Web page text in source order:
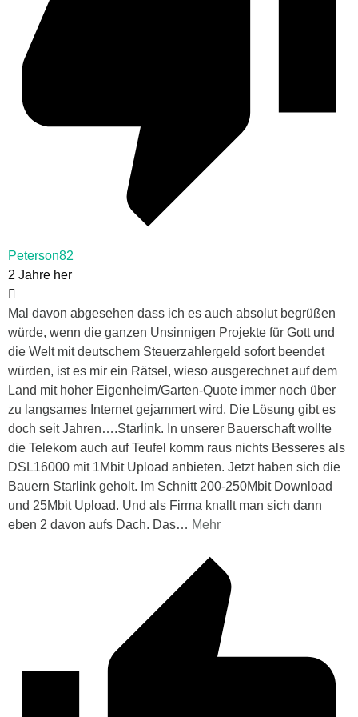
Peterson82
2 Jahre her
Mal davon abgesehen dass ich es auch absolut begrüßen
würde, wenn die ganzen Unsinnigen Projekte für Gott und
die Welt mit deutschem Steuerzahlergeld sofort beendet
würden, ist es mir ein Rätsel, wieso ausgerechnet auf dem
Land mit hoher Eigenheim/Garten-Quote immer noch über
zu langsames Internet gejammert wird. Die Lösung gibt es
doch seit Jahren….Starlink. In unserer Bauerschaft wollte
die Telekom auch auf Teufel komm raus nichts Besseres als
DSL16000 mit 1Mbit Upload anbieten. Jetzt haben sich die
Bauern Starlink geholt. Im Schnitt 200-250Mbit Download
und 25Mbit Upload. Und als Firma knallt man sich dann
eben 2 davon aufs Dach. Das… Mehr